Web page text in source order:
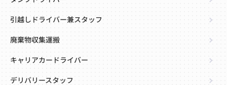
引越しドライバー兼スタッフ
廃棄物収集運搬
キャリアカードライバー
デリバリースタッフ